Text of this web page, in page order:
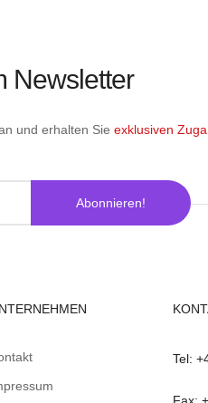
Newsletter
und erhalten Sie exklusiven
Abonnieren!
Tel: